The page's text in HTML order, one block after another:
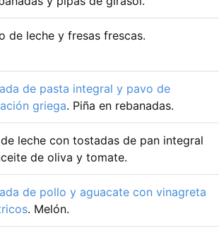
de leche y fresas frescas.
de pasta integral y pavo de
griega. Piña en rebanadas.
leche con tostadas de pan integral
de oliva y tomate.
de pollo y aguacate con vinagreta
. Melón.